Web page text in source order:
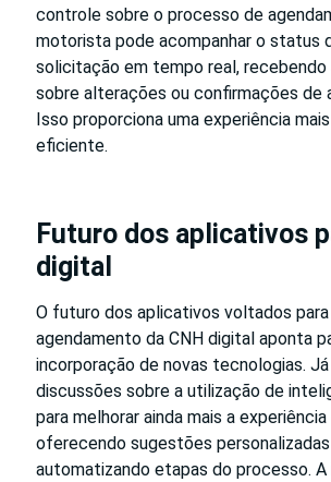
controle sobre o processo de
motorista pode acompanhar o status
solicitação em tempo real, recebendo
sobre alterações ou confirmações de
Isso proporciona uma experiência
eficiente.
Futuro dos aplicativos
digital
O futuro dos aplicativos voltados
agendamento da CNH digital aponta
incorporação de novas tecnologias.
discussões sobre a utilização de
para melhorar ainda mais a experiência
oferecendo sugestões
automatizando etapas do processo. A